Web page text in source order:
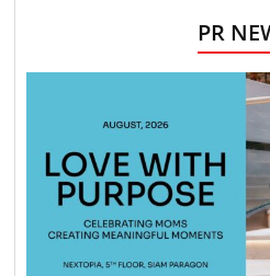
PR